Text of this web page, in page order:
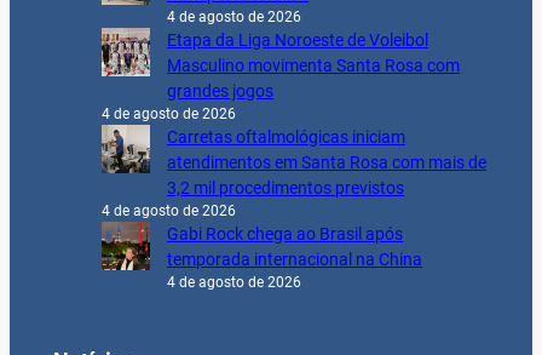
4 de agosto de 2026
Etapa da Liga Noroeste de Voleibol
Masculino movimenta Santa Rosa com
grandes jogos
4 de agosto de 2026
Carretas oftalmológicas iniciam
atendimentos em Santa Rosa com mais de
3,2 mil procedimentos previstos
4 de agosto de 2026
Gabi Rock chega ao Brasil após
temporada internacional na China
4 de agosto de 2026